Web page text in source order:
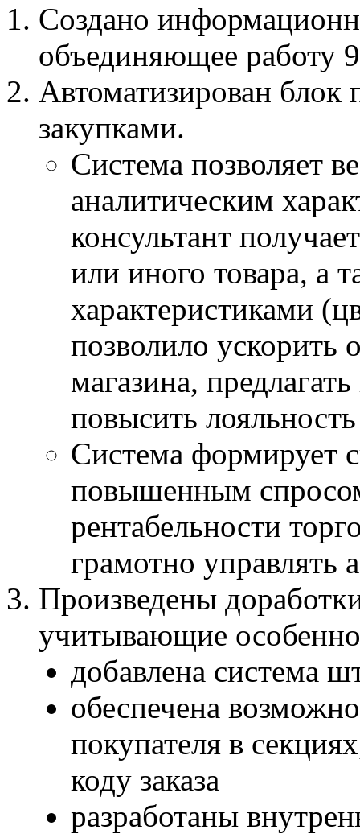
Создано
объединяющее работу
Автоматизирован
закупками.
Система позволяет
аналитическим
консультант
или иного товара, а
характеристиками
позволило ускорить
магазина,
повысить
Система формирует
повышенным
рентабельности
грамотно управлять
Произведены
учитывающие
добавлена система
обеспечена
покупателя в
коду заказа
разработаны